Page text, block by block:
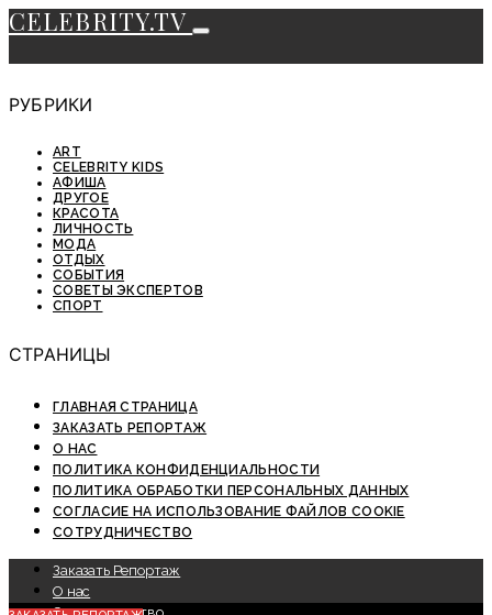
CELEBRITY.TV
РУБРИКИ
ART
CELEBRITY KIDS
АФИША
ДРУГОЕ
КРАСОТА
ЛИЧНОСТЬ
МОДА
ОТДЫХ
СОБЫТИЯ
СОВЕТЫ ЭКСПЕРТОВ
СПОРТ
СТРАНИЦЫ
ГЛАВНАЯ СТРАНИЦА
ЗАКАЗАТЬ РЕПОРТАЖ
О НАС
ПОЛИТИКА КОНФИДЕНЦИАЛЬНОСТИ
ПОЛИТИКА ОБРАБОТКИ ПЕРСОНАЛЬНЫХ ДАННЫХ
СОГЛАСИЕ НА ИСПОЛЬЗОВАНИЕ ФАЙЛОВ COOKIE
СОТРУДНИЧЕСТВО
Заказать Репортаж
О нас